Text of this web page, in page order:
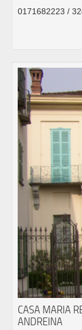
0171682223 /
CASA MARIA
ANDREINA